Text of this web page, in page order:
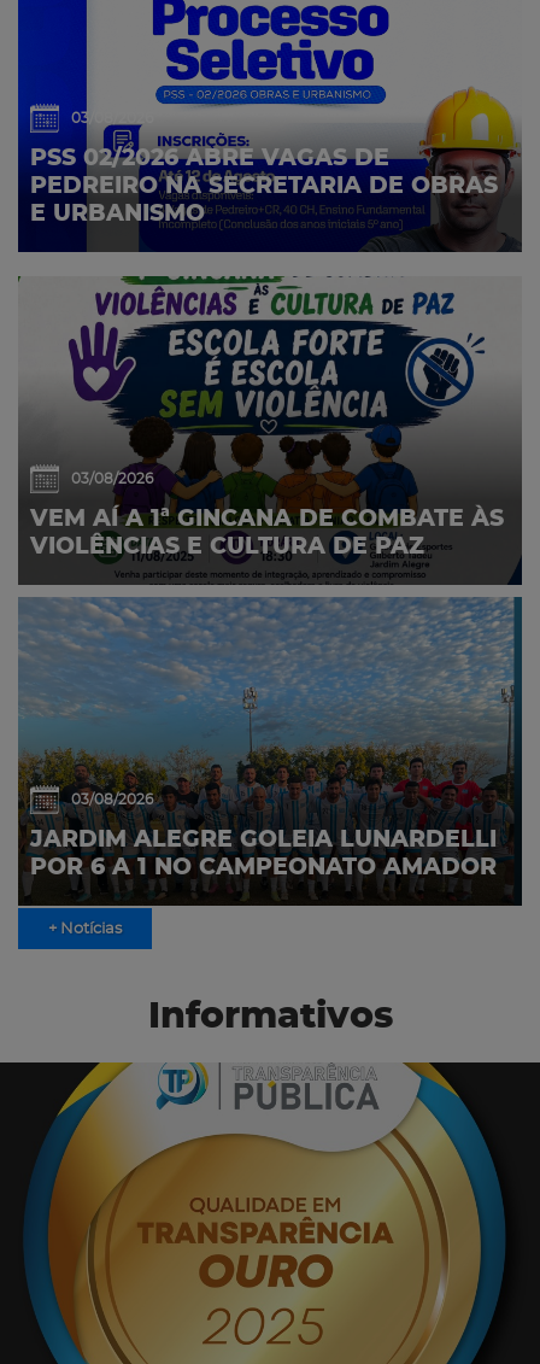
03/08/2026
PSS 02/2026 ABRE VAGAS DE
PEDREIRO NA SECRETARIA DE OBRAS
E URBANISMO
03/08/2026
VEM AÍ A 1ª GINCANA DE COMBATE ÀS
VIOLÊNCIAS E CULTURA DE PAZ
03/08/2026
JARDIM ALEGRE GOLEIA LUNARDELLI
POR 6 A 1 NO CAMPEONATO AMADOR
+ Notícias
Informativos